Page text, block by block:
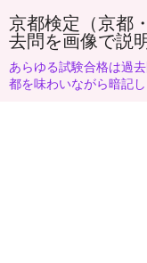
京都検定（京都
去問を画像で説
あらゆる試験合格は過
都を味わいながら暗記し